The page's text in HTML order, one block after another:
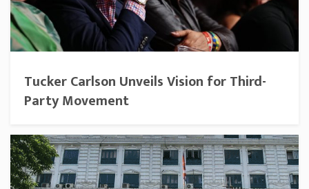
Tucker Carlson Unveils Vision for Third-
Party Movement